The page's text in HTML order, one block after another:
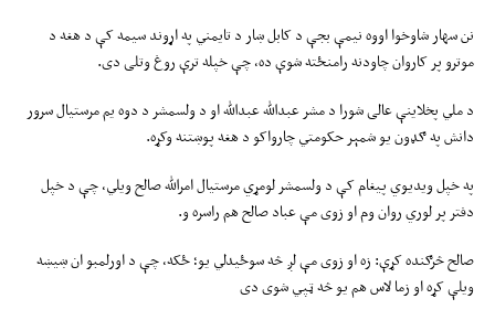
نن سهار شاوخوا اووه نیمې بجې د کابل ښار د تایمني په اړوند سیمه کې د هغه د
موترو پر کاروان چاودنه رامنځته شوې ده، چې خپله ترې روغ وتلی دی.
د ملي پخلاینې عالی شورا د مشر عبدالله عبدالله او د ولسمشر د دوه یم مرستیال سرور
دانش په ګډون یو شمېر حکومتي چارواکو د هغه پوښتنه وکړه.
په خپل ویدیوي پیغام کې د ولسمشر لومړي مرستیال امرالله صالح ویلي، چې د خپل
دفتر پر لوري روان وم او زوی مې عباد صالح هم راسره و.
صالح څرګنده کړې: زه او زوی مې لږ څه سوځیدلي یو؛ ځکه، چې د اورلمبو ان ښیښه
ویلې کړه او زما لاس هم یو څه ټپي شوی دی